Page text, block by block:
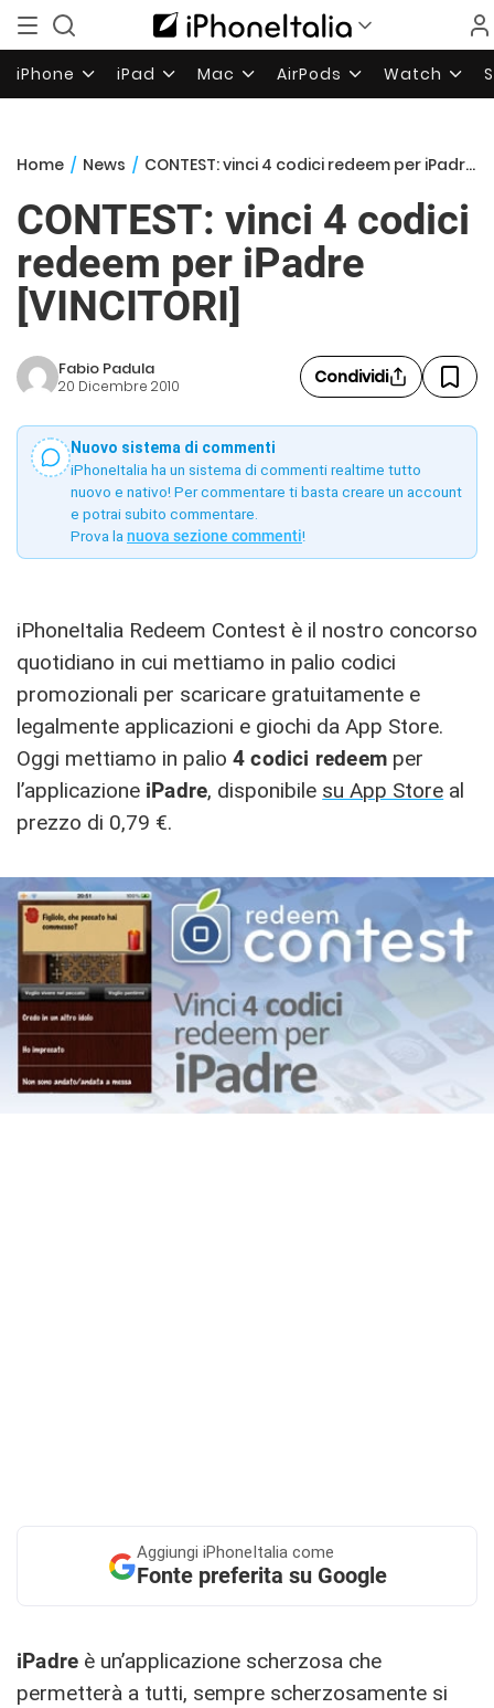
iPhone iPad Mac AirPods Watch
Home / News / CONTEST: vinci 4 codici redeem per iPadre [VINCITORI]
CONTEST: vinci 4 codici
redeem per iPadre
[VINCITORI]
Fabio Padula
20 Dicembre 2010 Condividi
Nuovo sistema di commenti
iPhoneItalia ha un sistema di commenti realtime tutto
nuovo e nativo! Per commentare ti basta creare un account
e potrai subito commentare.
Prova la nuova sezione commenti!
iPhoneItalia Redeem Contest è il nostro concorso
quotidiano in cui mettiamo in palio codici
promozionali per scaricare gratuitamente e
legalmente applicazioni e giochi da App Store.
Oggi mettiamo in palio 4 codici redeem per
l’applicazione iPadre, disponibile su App Store al
prezzo di 0,79 €.
Aggiungi iPhoneItalia come
Fonte preferita su Google
iPadre è un’applicazione scherzosa che
permetterà a tutti, sempre scherzosamente si